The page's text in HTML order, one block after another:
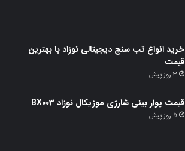
خرید انواع تب سنج دیجیتالی نوزاد با بهترین
قیمت
3 روز پیش
قیمت پوار بینی شارژی موزیکال نوزاد BX003
5 روز پیش